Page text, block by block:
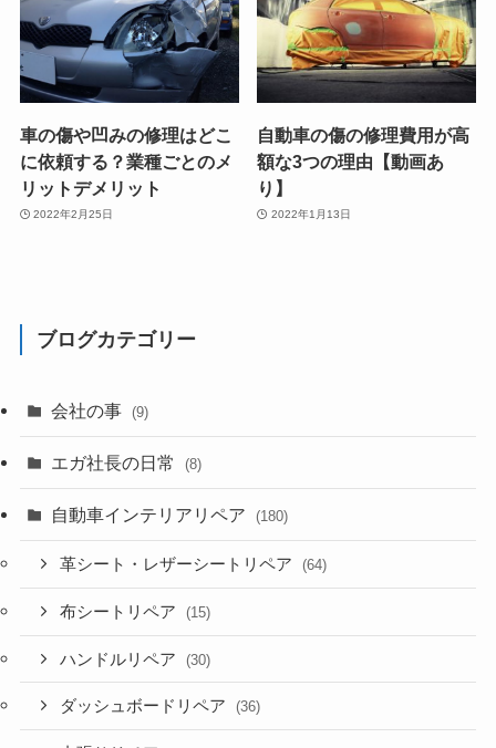
車の傷や凹みの修理はどこ
に依頼する？業種ごとのメ
リットデメリット
2022年2月25日
自動車の傷の修理費用が高
額な3つの理由【動画あ
り】
2022年1月13日
ブログカテゴリー
会社の事 (9)
エガ社長の日常 (8)
自動車インテリアリペア (180)
革シート・レザーシートリペア (64)
布シートリペア (15)
ハンドルリペア (30)
ダッシュボードリペア (36)